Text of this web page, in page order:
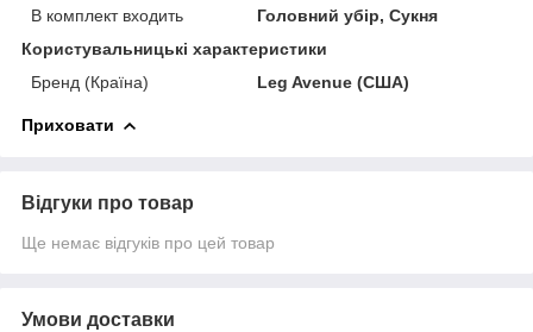
В комплект входить
Головний убір, Сукня
Користувальницькі характеристики
Бренд (Країна)
Leg Avenue (США)
Приховати
Відгуки про товар
Ще немає відгуків про цей товар
Умови доставки